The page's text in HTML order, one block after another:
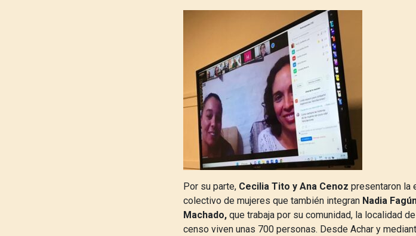
Por su parte, Cecilia Tito y Ana Cenoz presentaron la
colectivo de mujeres que también integran Nadia
Machado, que trabaja por su comunidad, la localidad
censo viven unas 700 personas. Desde Achar y